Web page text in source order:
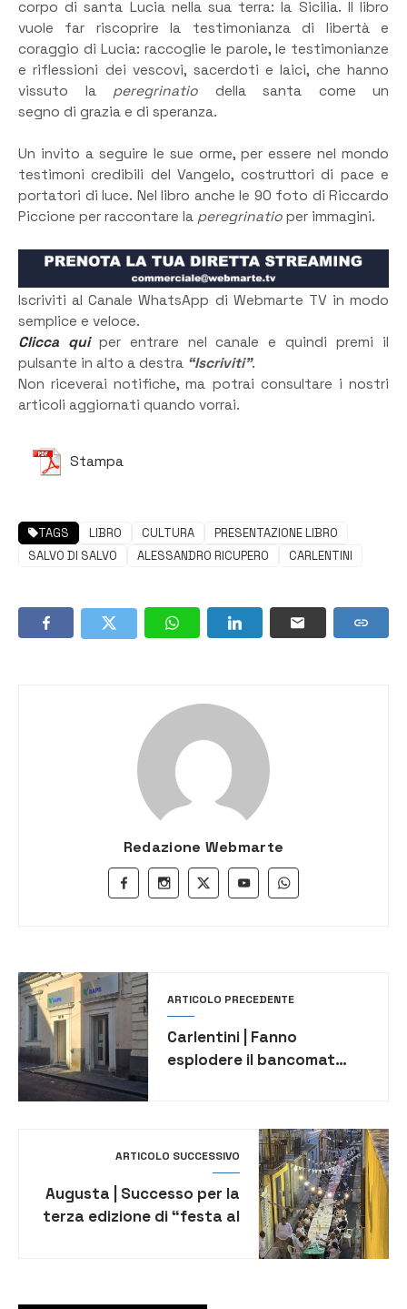
corpo di santa Lucia nella sua terra: la Sicilia. Il libro
vuole far riscoprire la testimonianza di libertà e
coraggio di Lucia: raccoglie le parole, le testimonianze
e riflessioni dei vescovi, sacerdoti e laici, che hanno
vissuto la peregrinatio della santa come un
segno di grazia e di speranza.
Un invito a seguire le sue orme, per essere nel mondo
testimoni credibili del Vangelo, costruttori di pace e
portatori di luce. Nel libro anche le 90 foto di Riccardo
Piccione per raccontare la peregrinatio per immagini.
Iscriviti al Canale WhatsApp di Webmarte TV in modo
semplice e veloce.
Clicca quiper entrare nel canale e quindi premi il
pulsante in alto a destra “Iscriviti”.
Non riceverai notifiche, ma potrai consultare i nostri
articoli aggiornati quando vorrai.
Stampa
TAGS LIBRO CULTURA
PRESENTAZIONE LIBRO
SALVO DI SALVO
ALESSANDRO RICUPERO CARLENTINI
Redazione Webmarte
ARTICOLO PRECEDENTE
Carlentini | Fanno
esplodere il bancomat
ARTICOLO SUCCESSIVO
Augusta | Successo per la
terza edizione di “festa al